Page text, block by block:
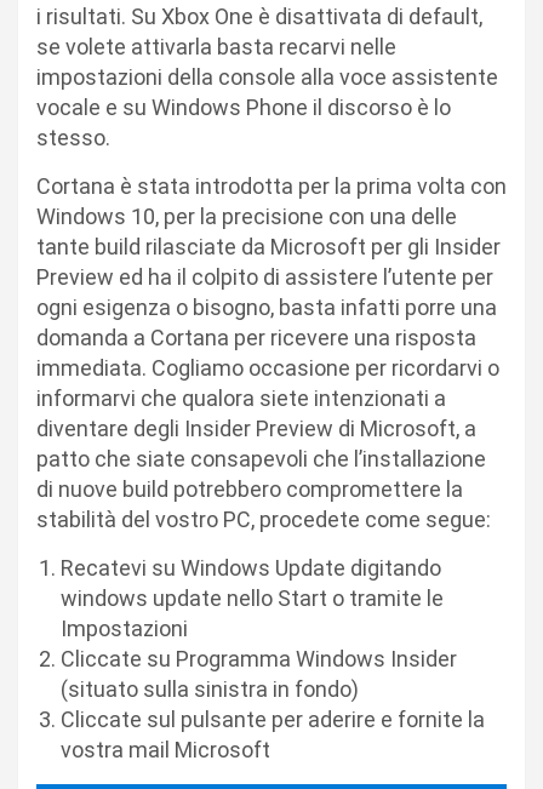
i risultati. Su Xbox One è disattivata di default,
se volete attivarla basta recarvi nelle
impostazioni della console alla voce assistente
vocale e su Windows Phone il discorso è lo
stesso.
Cortana è stata introdotta per la prima volta con
Windows 10, per la precisione con una delle
tante build rilasciate da Microsoft per gli Insider
Preview ed ha il colpito di assistere l’utente per
ogni esigenza o bisogno, basta infatti porre una
domanda a Cortana per ricevere una risposta
immediata. Cogliamo occasione per ricordarvi o
informarvi che qualora siete intenzionati a
diventare degli Insider Preview di Microsoft, a
patto che siate consapevoli che l’installazione
di nuove build potrebbero compromettere la
stabilità del vostro PC, procedete come segue:
Recatevi su Windows Update digitando
windows update nello Start o tramite le
Impostazioni
Cliccate su Programma Windows Insider
(situato sulla sinistra in fondo)
Cliccate sul pulsante per aderire e fornite la
vostra mail Microsoft